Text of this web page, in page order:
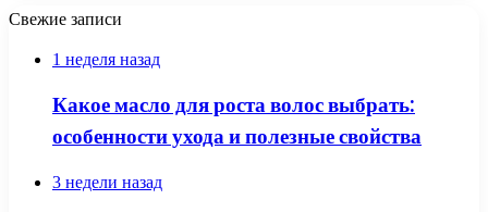
Свежие записи
1 неделя назад
Какое масло для роста волос выбрать:
особенности ухода и полезные свойства
3 недели назад